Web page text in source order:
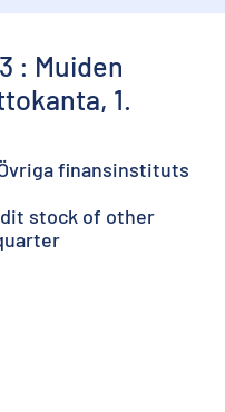
: Muiden
1.
finansinstituts
stock of other